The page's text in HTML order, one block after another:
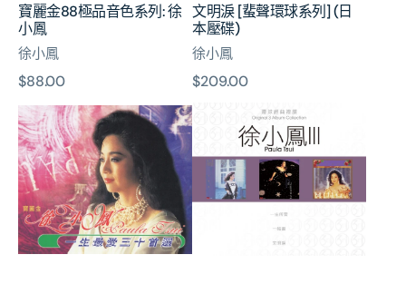
徐
小
鳳
寶麗金88極品音色系列: 徐
小鳳
徐小鳳
原
價
$88.00
本
壓
碟)
文明淚 [蜚聲環球系列] (日
本壓碟)
徐小鳳
原
$209.00
一
生
最
愛
三
十
首
(2CD)
環
球
典
讚
徐